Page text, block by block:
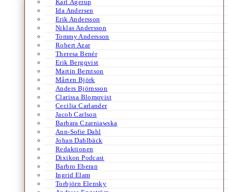
Karl Ågerup
Ida Andersen
Erik Andersson
Niklas Andersson
Tommy Andersson
Robert Azar
Theresa Benér
Erik Bergqvist
Martin Berntson
Mårten Björk
Anders Björnsson
Clarissa Blomqvist
Cecilia Carlander
Jacob Carlson
Barbara Czarniawska
Ann-Sofie Dahl
Johan Dahlbäck
Redaktionen
Dixikon Podcast
Barbro Eberan
Ingrid Elam
Torbjörn Elensky